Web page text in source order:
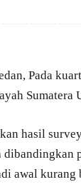
Pada
Sumatera
hasil
awal